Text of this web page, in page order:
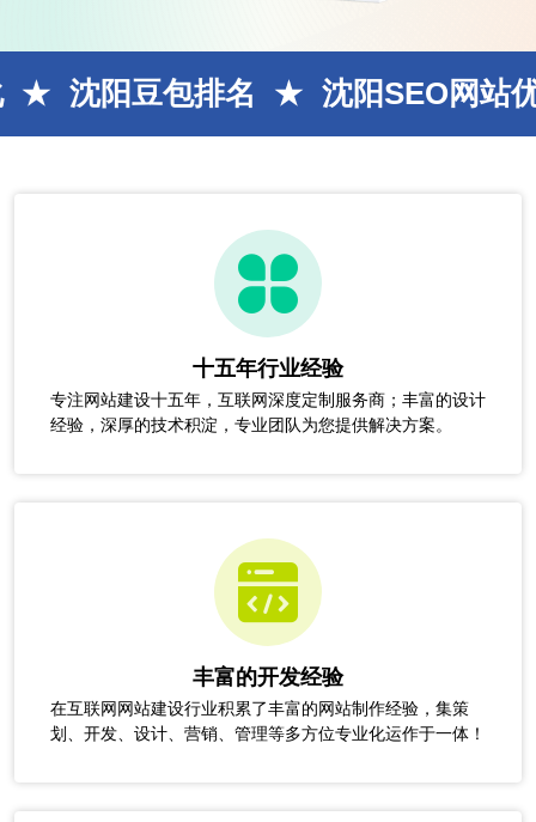
包排名 沈阳SEO网站优化 AI
十五年行业经验
专注网站建设十五年，互联网深度定制服务商；丰富的设计
经验，深厚的技术积淀，专业团队为您提供解决方案。
丰富的开发经验
在互联网网站建设行业积累了丰富的网站制作经验，集策
划、开发、设计、营销、管理等多方位专业化运作于一体！